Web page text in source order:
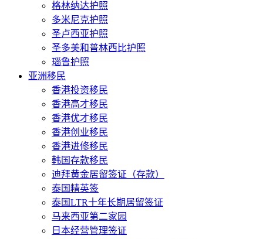
格林纳达护照
多米尼克护照
圣卢西亚护照
圣多美和普林西比护照
瑙鲁护照
亚洲移民
香港投资移民
香港高才移民
香港优才移民
香港创业移民
香港进修移民
韩国存款移民
迪拜黄金居留签证（存款）
泰国精英签
泰国LTR十年长期居留签证
马来西亚第二家园
日本经营管理签证